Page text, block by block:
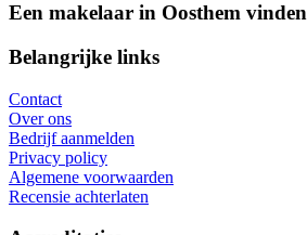
Een makelaar in Oosthem vinden
Belangrijke links
Contact
Over ons
Bedrijf aanmelden
Privacy policy
Algemene voorwaarden
Recensie achterlaten